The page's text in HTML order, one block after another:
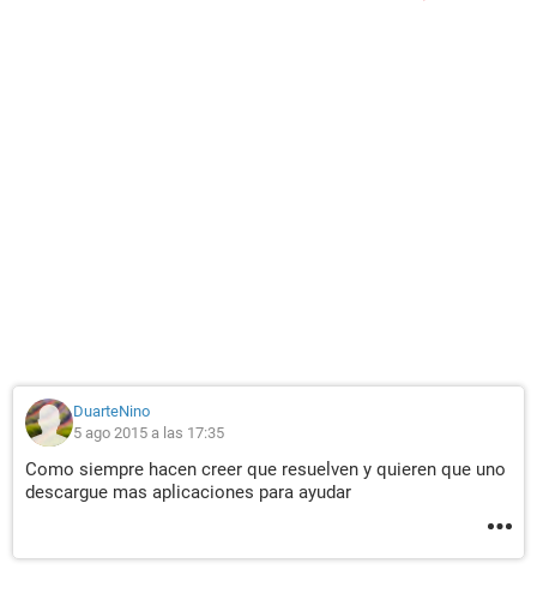
DuarteNino
5 ago 2015 a las 17:35
Como siempre hacen creer que resuelven y quieren que uno
descargue mas aplicaciones para ayudar